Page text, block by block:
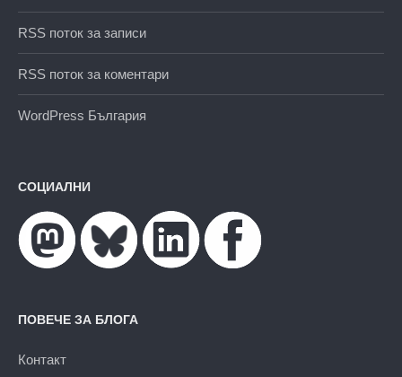
RSS поток за записи
RSS поток за коментари
WordPress България
СОЦИАЛНИ
ПОВЕЧЕ ЗА БЛОГА
Контакт